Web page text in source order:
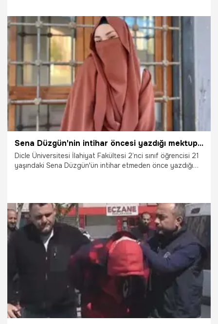
Gündem
Sena Düzgün'nin intihar öncesi yazdığı mektup ortaya çıktı!
Dicle Üniversitesi İlahiyat Fakültesi 2’nci sınıf öğrencisi 21
yaşındaki Sena Düzgün'ün intihar etmeden önce yazdığı